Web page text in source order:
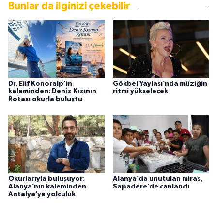
Bunlar da ilginizi çekebilir
Dr. Elif Konoralp’in
kaleminden: Deniz Kızının
Rotası okurla buluştu
Gökbel Yaylası’nda müziğin
ritmi yükselecek
Okurlarıyla buluşuyor:
Alanya’nın kaleminden
Antalya’ya yolculuk
Alanya’da unutulan miras,
Sapadere’de canlandı